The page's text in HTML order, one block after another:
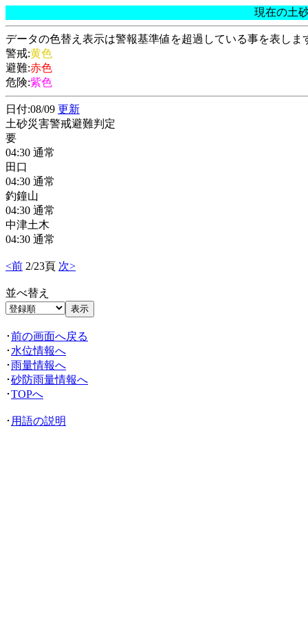
現在の土
データの色替え表示は警報基準値を超過している事を表しま
警戒:黄色
避難:赤色
危険:紫色
日付:08/09 更新
土砂災害警戒避難判定
要
04:30 通常
田口
04:30 通常
釣鐘山
04:30 通常
中津土木
04:30 通常
<前 2/23頁 次>
並べ替え
･前の画面へ戻る
･ 水位情報へ
･雨量情報へ
･砂防雨量情報へ
･TOPへ
･ 用語の説明